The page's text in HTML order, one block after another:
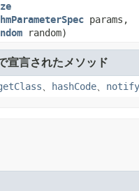
params,
random)
宣言されたメソッド
、 hashCode、 notify